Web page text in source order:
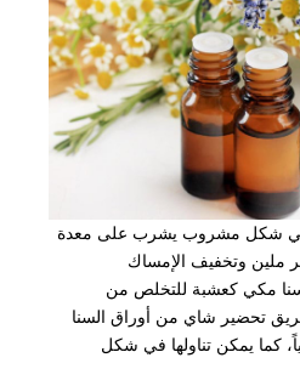
في شكل مشروب يشرب على معدة
ملين وتخفيف الإمساك
مكي كعشبة للتخلص من
تحضير شاي من أوراق السنا
كما يمكن تناولها في شكل